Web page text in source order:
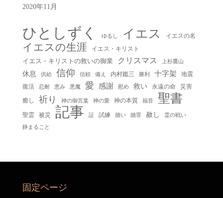
2020年11月
ひとしずく ゆるし イエス イエスの名
イエスの生涯
イエス・キリスト
イエス・キリストの救いの御業
クリスマス 上杉鷹山
休息 供給 信仰 信頼 備え 内村鑑三 勝利 十字架
地震
復活
忍耐 恵み 悪魔 愛 感謝 慰め 救い 永遠の命
災害
癒し
祈り 神の御言葉 神の愛 神の本質 福音 聖書
聖霊 被災 記事 証 試練 贖い 贖罪 赦し 霊の戦い
静まること
固定ページ